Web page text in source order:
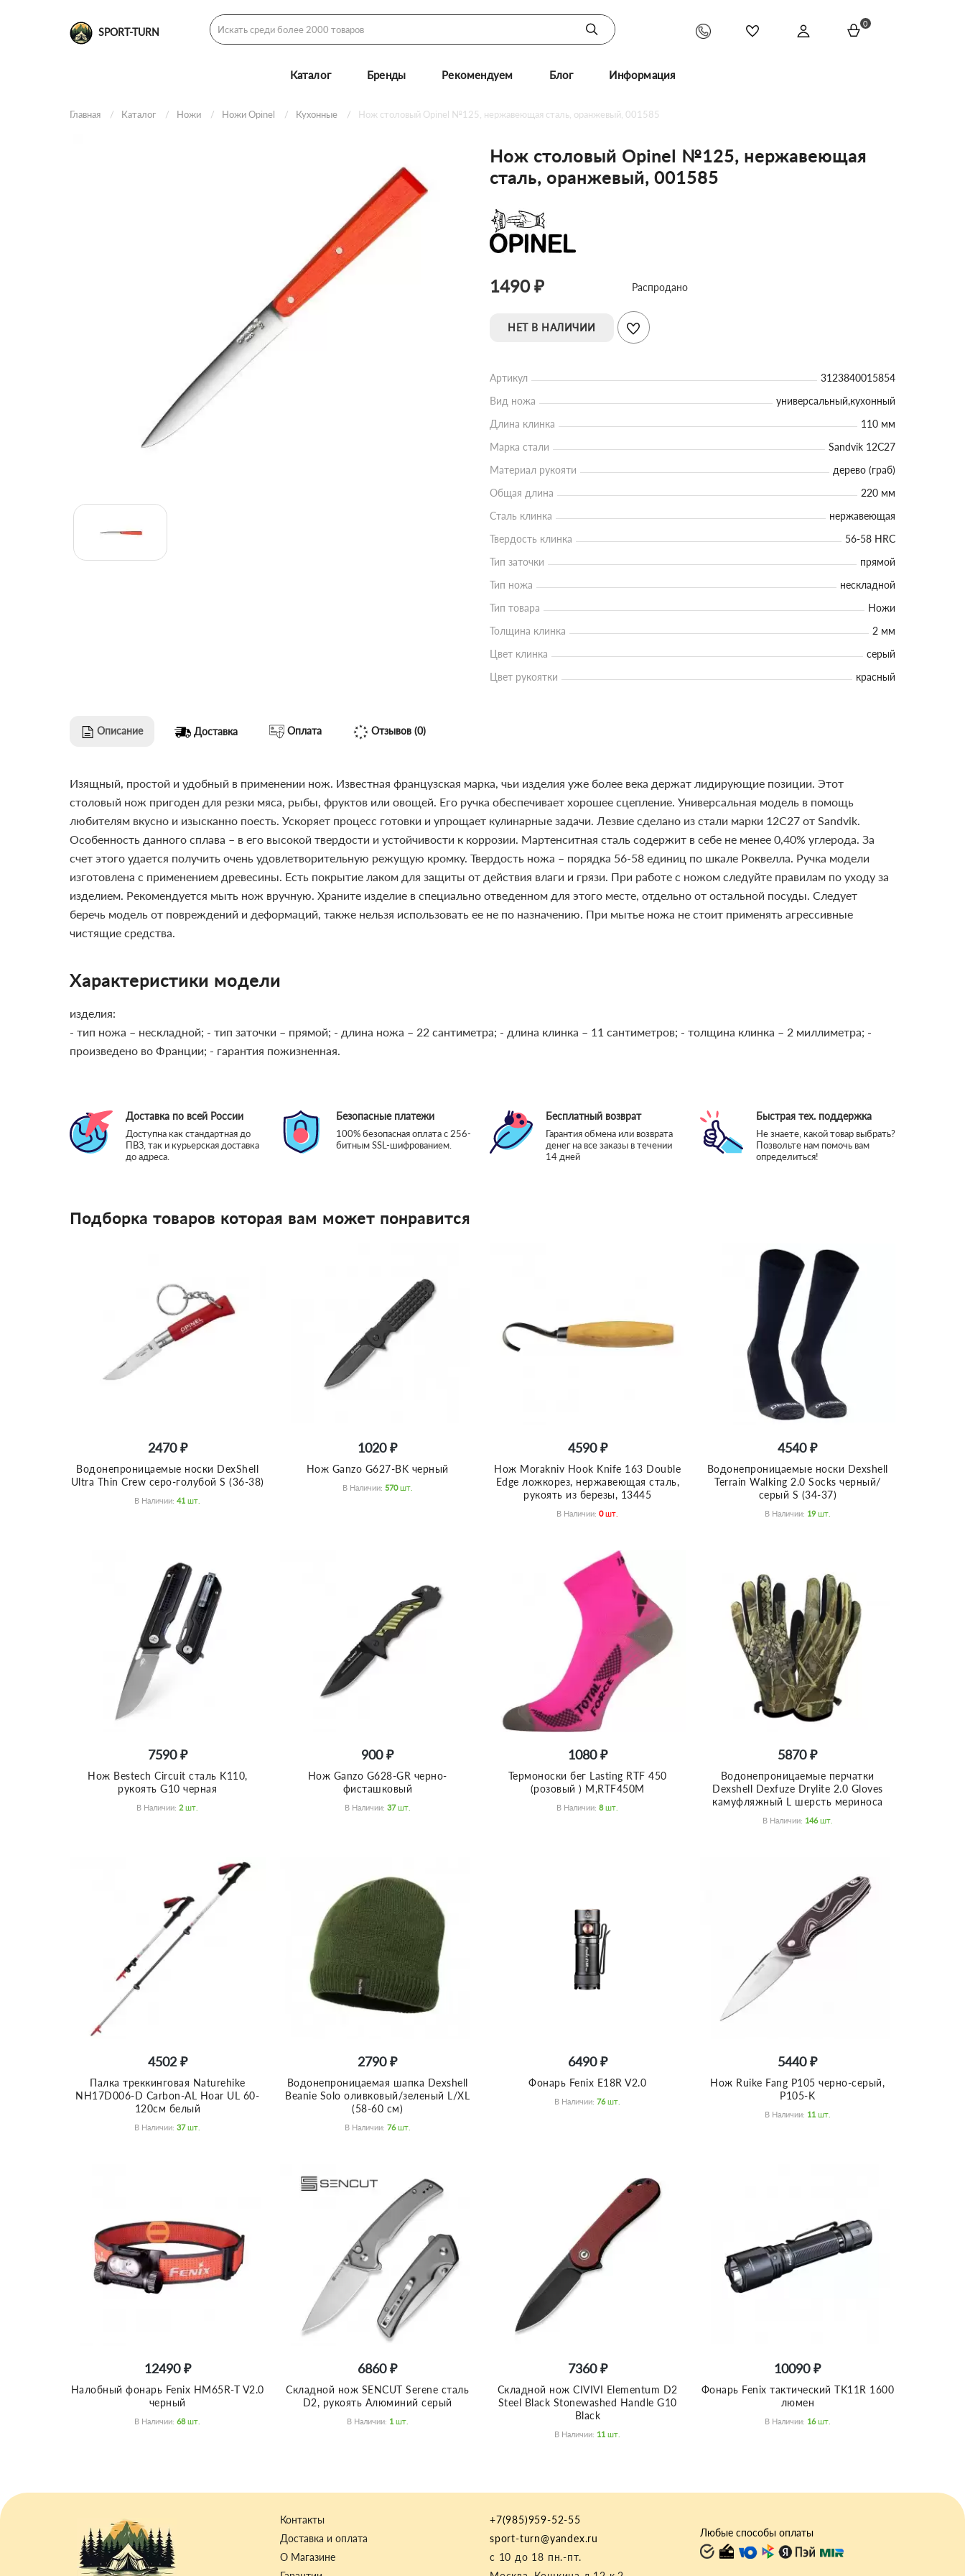
SPORT-TURN
0
Каталог Бренды Рекомендуем Блог Информация
Главная Каталог Ножи Ножи Opinel Кухонные Нож столовый Opinel №125, нержавеющая сталь, оранжевый, 001585
Нож столовый Opinel №125, нержавеющая
сталь, оранжевый, 001585
1490 ₽ Распродано
НЕТ В НАЛИЧИИ
Артикул
3123840015854
Вид ножа
универсальный,кухонный
Длина клинка
110 мм
Марка стали
Sandvik 12C27
Материал рукояти
дерево (граб)
Общая длина
220 мм
Сталь клинка
нержавеющая
Твердость клинка
56-58 HRC
Тип заточки
прямой
Тип ножа
нескладной
Тип товара
Ножи
Толщина клинка
2 мм
Цвет клинка
серый
Цвет рукоятки
красный
Описание Доставка Оплата Отзывов (0)
Изящный, простой и удобный в применении нож. Известная французская марка, чьи изделия уже более века держат лидирующие позиции. Этот
столовый нож пригоден для резки мяса, рыбы, фруктов или овощей. Его ручка обеспечивает хорошее сцепление. Универсальная модель в помощь
любителям вкусно и изысканно поесть. Ускоряет процесс готовки и упрощает кулинарные задачи. Лезвие сделано из стали марки 12C27 от Sandvik.
Особенность данного сплава – в его высокой твердости и устойчивости к коррозии. Мартенситная сталь содержит в себе не менее 0,40% углерода. За
счет этого удается получить очень удовлетворительную режущую кромку. Твердость ножа – порядка 56-58 единиц по шкале Роквелла. Ручка модели
изготовлена с применением древесины. Есть покрытие лаком для защиты от действия влаги и грязи. При работе с ножом следуйте правилам по уходу за
изделием. Рекомендуется мыть нож вручную. Храните изделие в специально отведенном для этого месте, отдельно от остальной посуды. Следует
беречь модель от повреждений и деформаций, также нельзя использовать ее не по назначению. При мытье ножа не стоит применять агрессивные
чистящие средства.
Характеристики модели
изделия:
- тип ножа – нескладной; - тип заточки – прямой; - длина ножа – 22 сантиметра; - длина клинка – 11 сантиметров; - толщина клинка – 2 миллиметра; -
произведено во Франции; - гарантия пожизненная.
Доставка по всей России
Доступна как стандартная до
ПВЗ, так и курьерская доставка
до адреса.
Безопасные платежи
100% безопасная оплата с 256-
битным SSL-шифрованием.
Бесплатный возврат
Гарантия обмена или возврата
денег на все заказы в течении
14 дней
Быстрая тех. поддержка
Не знаете, какой товар выбрать?
Позвольте нам помочь вам
определиться!
Подборка товаров которая вам может понравится
2470 ₽
Водонепроницаемые носки DexShell
Ultra Thin Crew серо-голубой S (36-38)
В Наличии:41 Шт.
1020 ₽
Нож Ganzo G627-BK черный
В Наличии: 570 Шт.
4590 ₽
Нож Morakniv Hook Knife 163 Double
Edge ложкорез, нержавеющая сталь,
рукоять из березы, 13445
В Наличии:0 Шт.
4540 ₽
Водонепроницаемые носки Dexshell
Terrain Walking 2.0 Socks черный/
серый S (34-37)
В Наличии: 19 Шт.
7590 ₽
Нож Bestech Circuit сталь K110,
рукоять G10 черная
В Наличии:2 Шт.
900 ₽
Нож Ganzo G628-GR черно-
фисташковый
В Наличии: 37 Шт.
1080 ₽
Термоноски бег Lasting RTF 450
(розовый ) M,RTF450M
В Наличии:8 Шт.
5870 ₽
Водонепроницаемые перчатки
Dexshell Dexfuze Drylite 2.0 Gloves
камуфляжный L шерсть мериноса
В Наличии: 146 Шт.
4502 ₽
Палка треккинговая Naturehike
NH17D006-D Carbon-AL Hoar UL 60-
120см белый
В Наличии:37 Шт.
2790 ₽
Водонепроницаемая шапка Dexshell
Beanie Solo оливковый/зеленый L/XL
(58-60 см)
В Наличии: 76 Шт.
6490 ₽
Фонарь Fenix E18R V2.0
В Наличии:76 Шт.
5440 ₽
Нож Ruike Fang P105 черно-серый,
P105-K
В Наличии: 11 Шт.
12490 ₽
Налобный фонарь Fenix HM65R-T V2.0
черный
В Наличии:68 Шт.
6860 ₽
Складной нож SENCUT Serene сталь
D2, рукоять Алюминий серый
В Наличии: 1 Шт.
7360 ₽
Складной нож CIVIVI Elementum D2
Steel Black Stonewashed Handle G10
Black
В Наличии: 11 Шт.
10090 ₽
Фонарь Fenix тактический TK11R 1600
люмен
В Наличии: 16 Шт.
Контакты
Доставка и оплата
О Магазине
+7(985)959-52-55
sport-turn@yandex.ru
с 10 до 18 пн.-пт.
Любые способы оплаты